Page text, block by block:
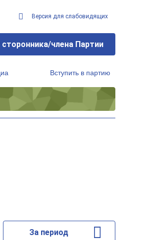
Версия для слабовидящих
члена Партии
Вступить в партию
За период